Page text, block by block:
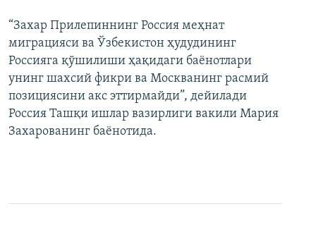
“Захар Прилепиннинг Россия меҳнат
миграцияси ва Ўзбекистон ҳудудининг
Россияга қўшилиши ҳақидаги баёнотлари
унинг шахсий фикри ва Москванинг расмий
позициясини акс эттирмайди”, дейилади
Россия Ташқи ишлар вазирлиги вакили Мария
Захарованинг баёнотида.